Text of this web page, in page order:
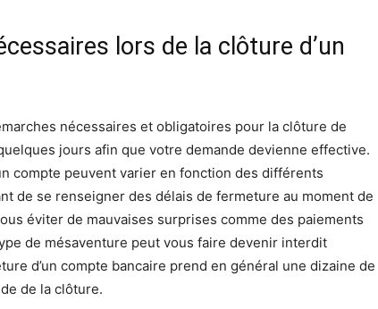
lors de la clôture d’un
nécessaires et obligatoires pour la clôture de
jours afin que votre demande devienne effective.
compte peuvent varier en fonction des différents
de se renseigner des délais de fermeture au moment de
éviter de mauvaises surprises comme des paiements
de mésaventure peut vous faire devenir interdit
d’un compte bancaire prend en général une dizaine de
de la clôture.